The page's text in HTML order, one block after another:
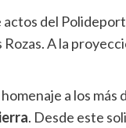
actos del
A la
a los
. Desde este